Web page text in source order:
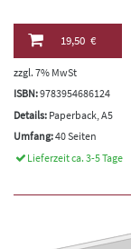
19,50 €
zzgl. 7% MwSt
ISBN:9783954686124
Details: Paperback, A5
Umfang:40 Seiten
Lieferzeit ca. 3-5 Tage